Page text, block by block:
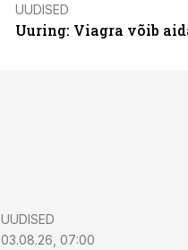
UUDISED
Uuring: Viagra võib
UUDISED
03.08.26, 07:00